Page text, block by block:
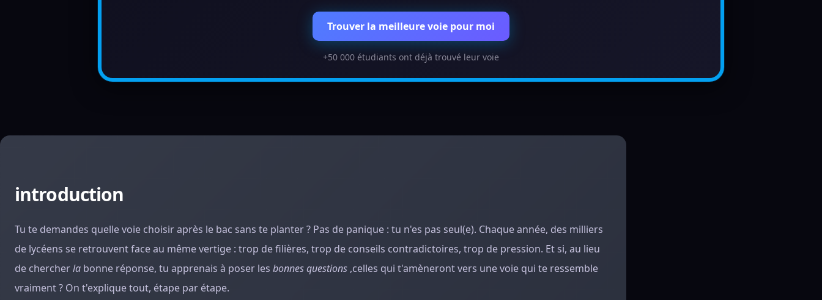
Trouver la meilleure voie pour moi
+50 000 étudiants ont déjà trouvé leur voie
introduction
Tu te demandes quelle voie choisir après le bac sans te planter ? Pas de panique : tu n'es pas seul(e). Chaque année, des milliers
de lycéens se retrouvent face au même vertige : trop de filières, trop de conseils contradictoires, trop de pression. Et si, au lieu
de chercherla bonne réponse, tu apprenais à poser les bonnes questions ,celles qui t'amèneront vers une voie qui te ressemble
vraiment ? On t'explique tout, étape par étape.